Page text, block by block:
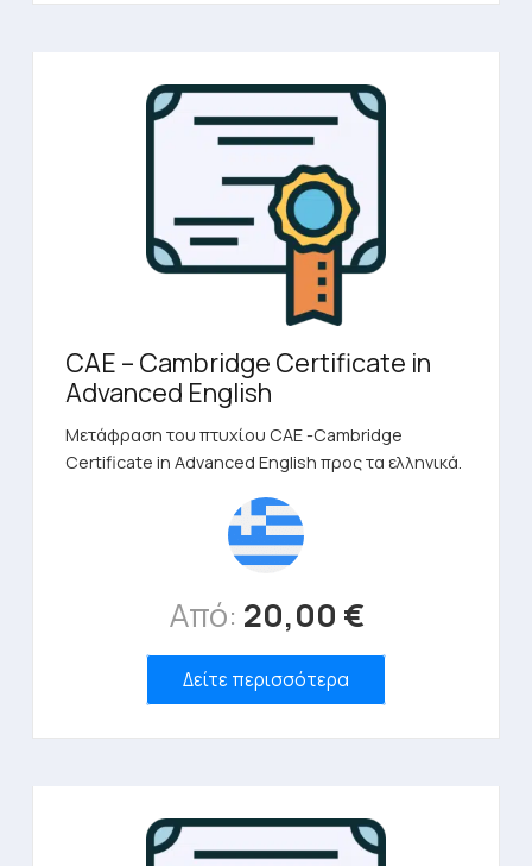
CAE – Cambridge Certificate in
Advanced English
Μετάφραση του πτυχίου CAE -Cambridge
Certificate in Advanced English προς τα ελληνικά.
Από: 20,00 €
Δείτε περισσότερα